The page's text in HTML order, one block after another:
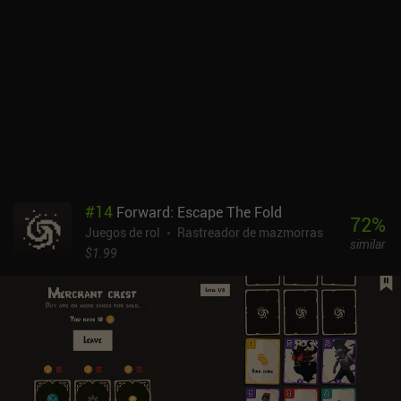
a parecer coser y cantar. Hasta que probamos el modo hardcore,
claro.Beecarbonize es completamente gratuito, sin anuncios ni
iAPs.Consigue mantener un bucle de juego cautivador, abordar un
tema interesante y relevante para nuestros tiempos, e incluso
ofrecer breves fragmentos de material educativo a través de las
descripciones de las cartas.
#14 Forward: Escape The Fold
Juegos de rol
Rastreador de mazmorras
$1.99
72%
similar